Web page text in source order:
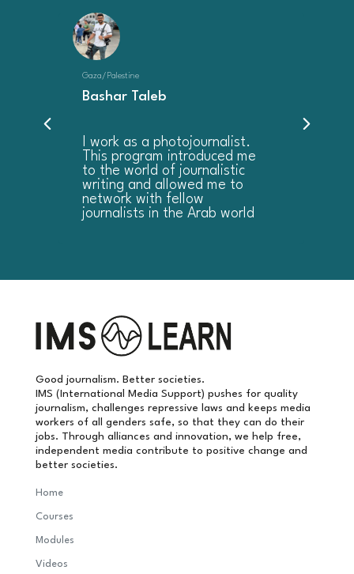
Gaza/Palestine
Bashar Taleb
I work as a photojournalist.
This program introduced me
to the world of journalistic
writing and allowed me to
network with fellow
journalists in the Arab world
Previous
Good journalism. Better societies.
IMS (International Media Support) pushes for quality
journalism, challenges repressive laws and keeps media
workers of all genders safe, so that they can do their
jobs. Through alliances and innovation, we help free,
independent media contribute to positive change and
better societies.
Home
Courses
Modules
Videos